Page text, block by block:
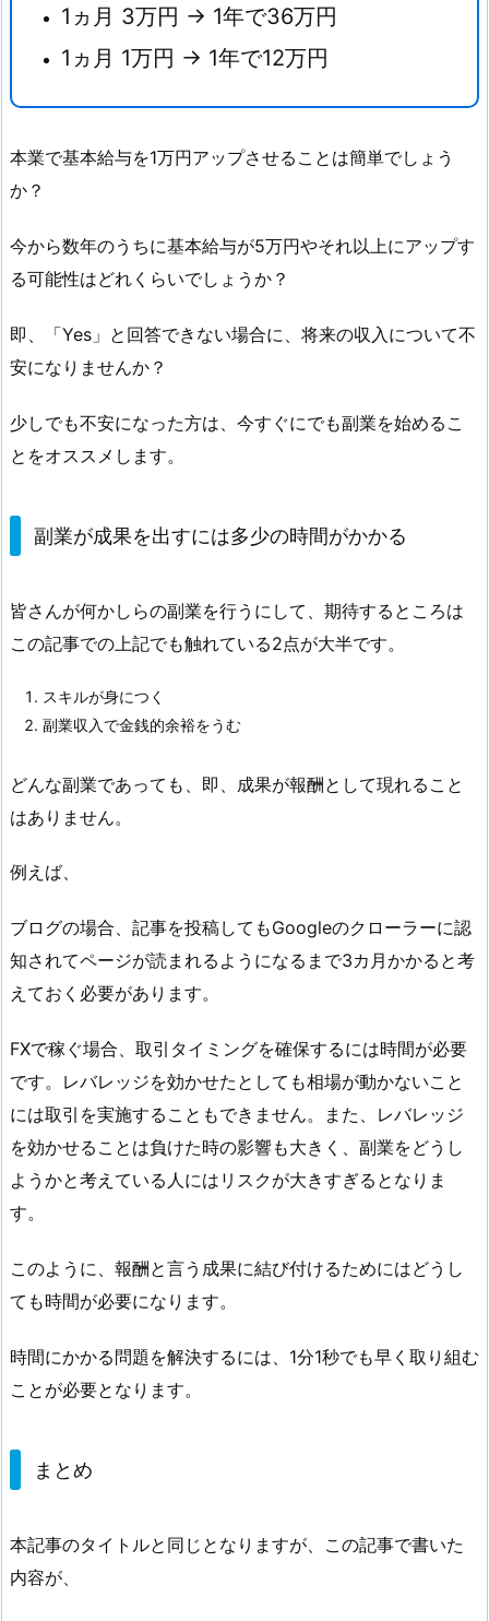
1ヵ月 3万円 → 1年で36万円
1ヵ月 1万円 → 1年で12万円
本業で基本給与を1万円アップさせることは簡単でしょう
か？
今から数年のうちに基本給与が5万円やそれ以上にアップす
る可能性はどれくらいでしょうか？
即、「Yes」と回答できない場合に、将来の収入について不
安になりませんか？
少しでも不安になった方は、今すぐにでも副業を始めるこ
とをオススメします。
副業が成果を出すには多少の時間がかかる
皆さんが何かしらの副業を行うにして、期待するところは
この記事での上記でも触れている2点が大半です。
スキルが身につく
副業収入で金銭的余裕をうむ
どんな副業であっても、即、成果が報酬として現れること
はありません。
例えば、
ブログの場合、記事を投稿してもGoogleのクローラーに認
知されてページが読まれるようになるまで3カ月かかると考
えておく必要があります。
FXで稼ぐ場合、取引タイミングを確保するには時間が必要
です。レバレッジを効かせたとしても相場が動かないこと
には取引を実施することもできません。また、レバレッジ
を効かせることは負けた時の影響も大きく、副業をどうし
ようかと考えている人にはリスクが大きすぎるとなりま
す。
このように、報酬と言う成果に結び付けるためにはどうし
ても時間が必要になります。
時間にかかる問題を解決するには、1分1秒でも早く取り組む
ことが必要となります。
まとめ
本記事のタイトルと同じとなりますが、この記事で書いた
内容が、